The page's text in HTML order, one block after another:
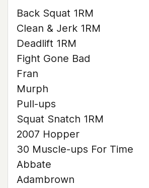
Back Squat 1RM
Clean & Jerk 1RM
Deadlift 1RM
Fight Gone Bad
Fran
Murph
Pull-ups
Squat Snatch 1RM
2007 Hopper
30 Muscle-ups For Time
Abbate
Adambrown